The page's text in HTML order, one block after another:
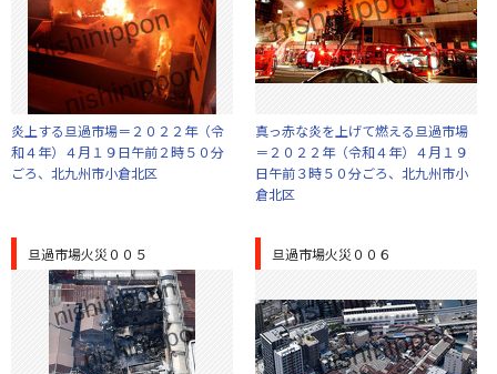
炎上する旦過市場＝２０２２年（令
和４年）４月１９日午前２時５０分
ごろ、北九州市小倉北区
真っ赤な炎を上げて燃える旦過市場
＝２０２２年（令和４年）４月１９
日午前３時５０分ごろ、北九州市小
倉北区
旦過市場火災００５ 旦過市場火災００６